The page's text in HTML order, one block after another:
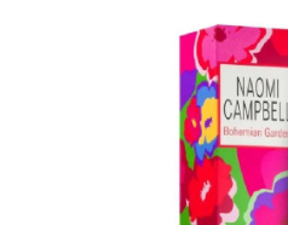
hvězdiček.